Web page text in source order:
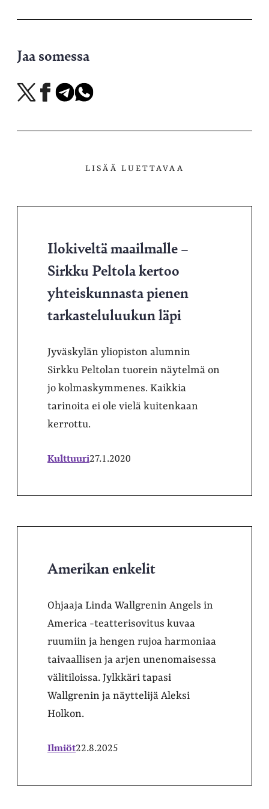
Jaa somessa
Jaa
X-
Jaa
Facebookissa
Jaa
Telegramissa
Jaa
WhatsAppissa
LISÄÄ LUETTAVAA
Ilokiveltä maailmalle –
Sirkku Peltola kertoo
yhteiskunnasta pienen
tarkasteluluukun läpi
Jyväskylän yliopiston alumnin
Sirkku Peltolan tuorein näytelmä on
jo kolmaskymmenes. Kaikkia
tarinoita ei ole vielä kuitenkaan
kerrottu.
Kulttuuri27.1.2020
Amerikan enkelit
Ohjaaja Linda Wallgrenin Angels in
America -teatterisovitus kuvaa
ruumiin ja hengen rujoa harmoniaa
taivaallisen ja arjen unenomaisessa
välitiloissa. Jylkkäri tapasi
Wallgrenin ja näyttelijä Aleksi
Holkon.
Ilmiöt22.8.2025